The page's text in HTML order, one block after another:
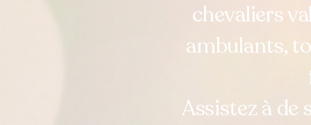
chevaliers
ambulants,
Assistez à de